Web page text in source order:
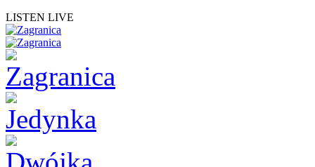
LISTEN LIVE